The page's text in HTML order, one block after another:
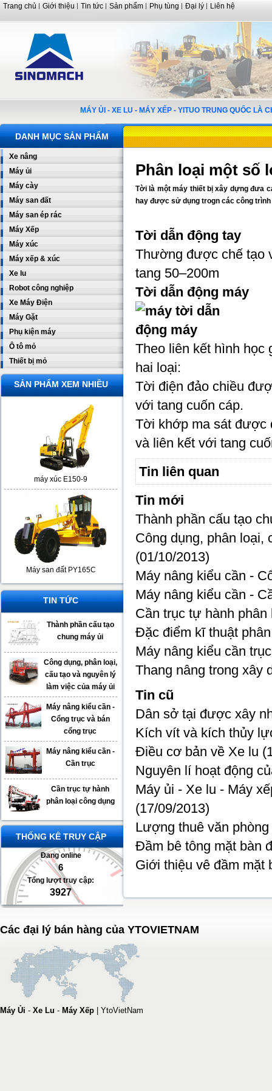
Trang chủ Giới thiệu Tin tức Sản phẩm Phụ tùng Đại lý Liên hệ
MÁY ỦI - XE LU - MÁY XẾP - YITUO TRUNG QUỐC
DANH MỤC SẢN PHẨM
Xe nâng
Máy ủi
Máy cày
Máy san đất
Máy san ép rác
Máy Xếp
Máy xúc
Máy xếp & xúc
Xe lu
Robot công nghiệp
Xe Máy Điện
Máy Gặt
Phụ kiện máy
Ô tô mỏ
Thiết bị mỏ
SẢN PHẨM XEM NHIỀU
máy xúc E150-9
Máy san đất PY165C
TIN TỨC
Thành phần cấu tạo
chung máy ủi
Công dụng, phân loại,
cấu tạo và nguyên lý
làm việc của máy ủi
Máy nâng kiểu cần -
Cổng trục và bán
cổng trục
Máy nâng kiểu cần -
Cần trục
Cần trục tự hành
phân loại công dụng
THỐNG KÊ TRUY CẬP
Đang online
6
Tổng lượt truy cập:
3927
Phân loại một số
Tời là một máy thiết bị xây dựng đưa
hay được sử dụng trogn các công
Tời dẫn động tay
Thường được chế tạo
tang 50–200m
Tời dẫn động máy
Theo liên kết hình học
hai loại:
Tời điện đảo chiều
với tang cuốn cáp.
Tời khớp ma sát được
và liên kết với tang
Tin liên quan
Tin mới
Thành phần cấu tạo
Công dụng, phân loại,
(01/10/2013)
Máy nâng kiểu cần -
Máy nâng kiểu cần -
Cần trục tự hành phân
Đặc điểm kĩ thuật
Máy nâng kiểu cần
Thang nâng trong xây
Tin cũ
Dân sở tại được xây
Kích vít và kích thủy
Điều cơ bản về Xe lu
Nguyên lí hoạt động
Máy ủi - Xe lu - Máy
(17/09/2013)
Lượng thuê văn
Đầm bê tông mặt bàn
Giới thiệu vê đầm mặt
Các đại lý bán hàng của YTOVIETNAM
Máy Ủi - Xe Lu - Máy Xếp YtoVietNam